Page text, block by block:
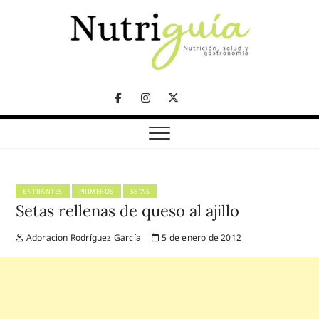
FacebookInstagram
Twitter
Telegram
Nutriguía (Desde
2002)
ENTRANTES PRIMEROS SETAS
Setas rellenas de queso al ajillo
Adoracion Rodríguez García 5 de enero de 2012